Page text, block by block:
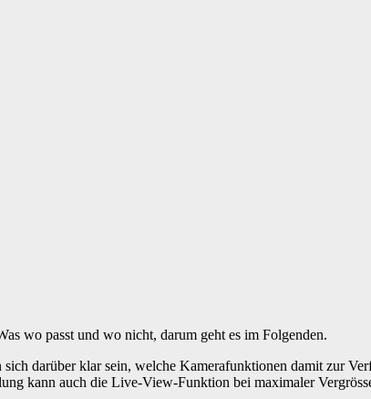
wo passt und wo nicht, darum geht es im Folgenden.
darüber klar sein, welche Kamerafunktionen damit zur
kann auch die Live-View-Funktion bei maximaler